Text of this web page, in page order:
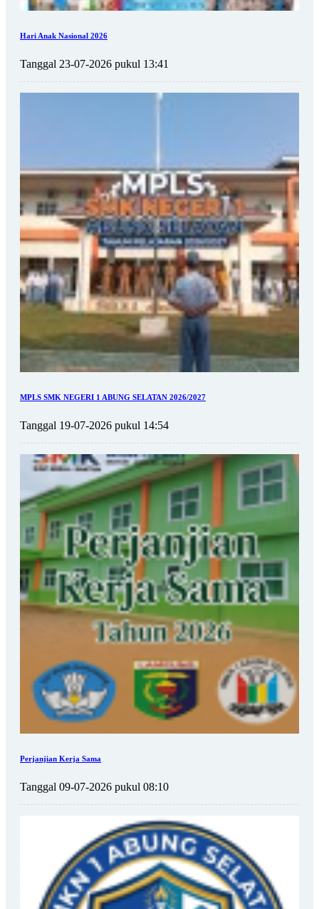
Hari Anak Nasional 2026
Tanggal 23-07-2026 pukul 13:41
MPLS SMK NEGERI 1 ABUNG SELATAN 2026/2027
Tanggal 19-07-2026 pukul 14:54
Perjanjian Kerja Sama
Tanggal 09-07-2026 pukul 08:10